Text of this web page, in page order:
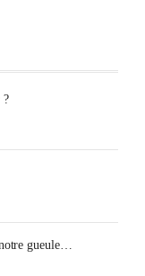
?
gueule…